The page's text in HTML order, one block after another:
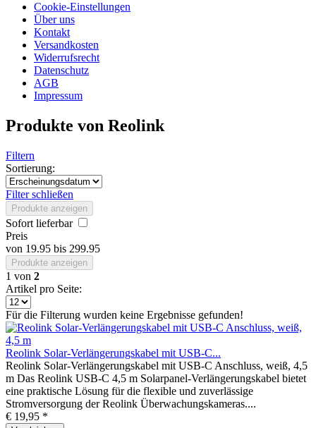
Cookie-Einstellungen
Über uns
Kontakt
Versandkosten
Widerrufsrecht
Datenschutz
AGB
Impressum
Produkte von Reolink
Filtern
Sortierung:
Filter schließen
Produkte anzeigen
Sofort lieferbar
Preis
von 19.95 bis 299.95
Produkte anzeigen
1 von 2
Artikel pro Seite:
Für die Filterung wurden keine Ergebnisse gefunden!
Reolink Solar-Verlängerungskabel mit USB-C...
Reolink Solar-Verlängerungskabel mit USB-C Anschluss, weiß, 4,5
m Das Reolink USB-C 4,5 m Solarpanel-Verlängerungskabel bietet
eine praktische Lösung für die flexible und zuverlässige
Stromversorgung der Reolink Überwachungskameras....
€ 19,95 *